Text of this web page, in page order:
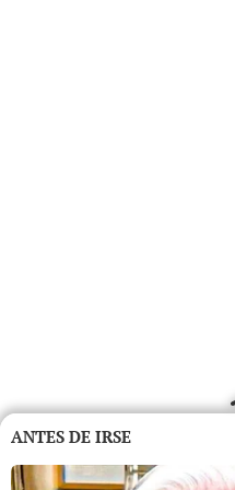
ANTES DE IRSE